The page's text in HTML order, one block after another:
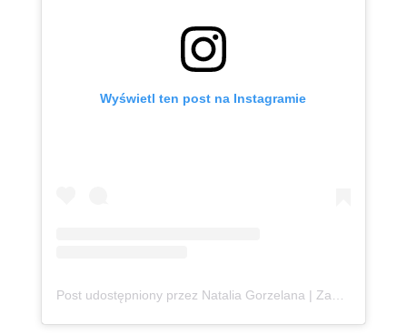
Wyświetl ten post na Instagramie